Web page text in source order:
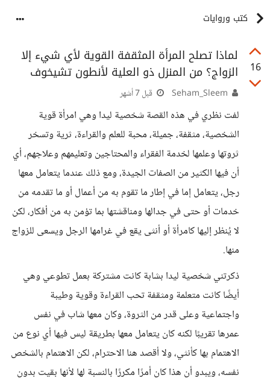
كتب وروايات
16
لماذا تصلح المرأة المثقفة القوية لأي شيء إلا
الزواج؟ من المنزل ذو العلية لأنطون تشيخوف
قبل 7 أشهر
لفت نظري في هذه القصة شخصية ليدا وهي امرأة قوية
الشخصية، مثقفة، جميلة، محبة للعلم والقراءة، ثرية وتسخر
ثروتها وعلمها لخدمة الفقراء والمحتاجين ​وتعليمهم وعلاجهم، أي
أن فيها الكثير من الصفات الجيدة، ومع ذلك عندما يتعامل معها
رجل، يتعامل إما في إطار ما تقوم به من أعمال أو ما تقدمه من
خدمات أو حتى في جدالها ومناقشتها بما تؤمن به من أفكار، لكن
لا يُنظر إليها كامرأة أو أنثى يقع في غرامها الرجل ويسعى للزواج
منها.
ذكرتني شخصية ليدا بشابة كانت مشتركة بعمل تطوعي وهي
أيضًا كانت متعلمة ومثقفة تحب القراءة وقوية وطيبة
واجتماعية وعلى قدر من الثروة، وكان معها شاب في نفس
عمرها تقريبًا لكنه كان يتعامل معها بطريقة ليس فيها أي نوع من
الاهتمام بها كأنثي، ولا أقصد هنا الاحترام، لكن الاهتمام بالشخص
نفسه، ويبدو أن هذا كان أمرًا مكررًا بالنسبة لها لأنها بقيت بدون